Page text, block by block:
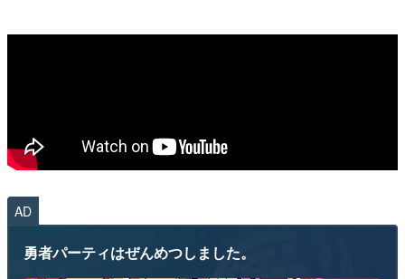
AD
勇者パーティはぜんめつしました。